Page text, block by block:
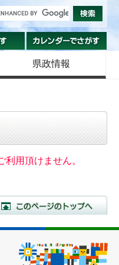
組織でさがす
県政情報
用頂けません。
ページに戻る